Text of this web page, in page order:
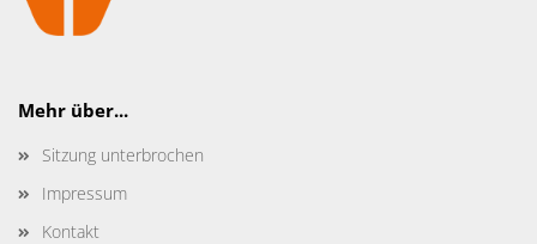
Mehr über...
Sitzung unterbrochen
Impressum
Kontakt